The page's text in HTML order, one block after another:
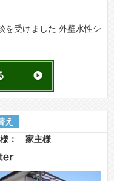
を受けました 外壁水性シ
え
様： 家主様